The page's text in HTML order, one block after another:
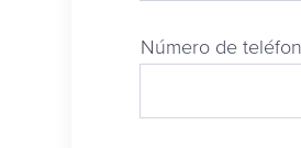
Número de